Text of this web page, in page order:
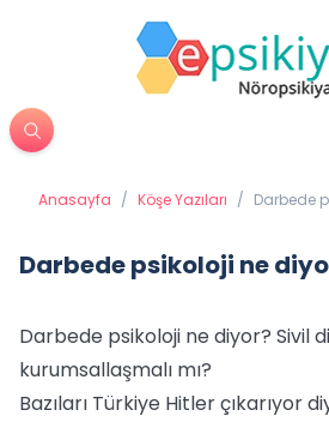
Anasayfa / Köşe Yazıları / Darbede
Darbede psikoloji ne
Darbede psikoloji ne diyor? Sivil
kurumsallaşmalı mı?
Bazıları Türkiye Hitler çıkarıyor